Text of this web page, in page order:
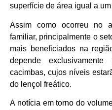
superfície de área igual a
Assim como ocorreu no
familiar, principalmente o
mais beneficiados na
depende
cacimbas, cujos níveis
do lençol freático.
A notícia em torno do